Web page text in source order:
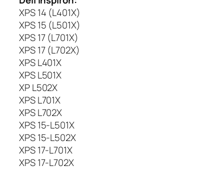
XPS 14 (L401X)
XPS 15 (L501X)
XPS 17 (L701X)
XPS 17 (L702X)
XPS L401X
XPS L501X
XP L502X
XPS L701X
XPS L702X
XPS 15-L501X
XPS 15-L502X
XPS 17-L701X
XPS 17-L702X